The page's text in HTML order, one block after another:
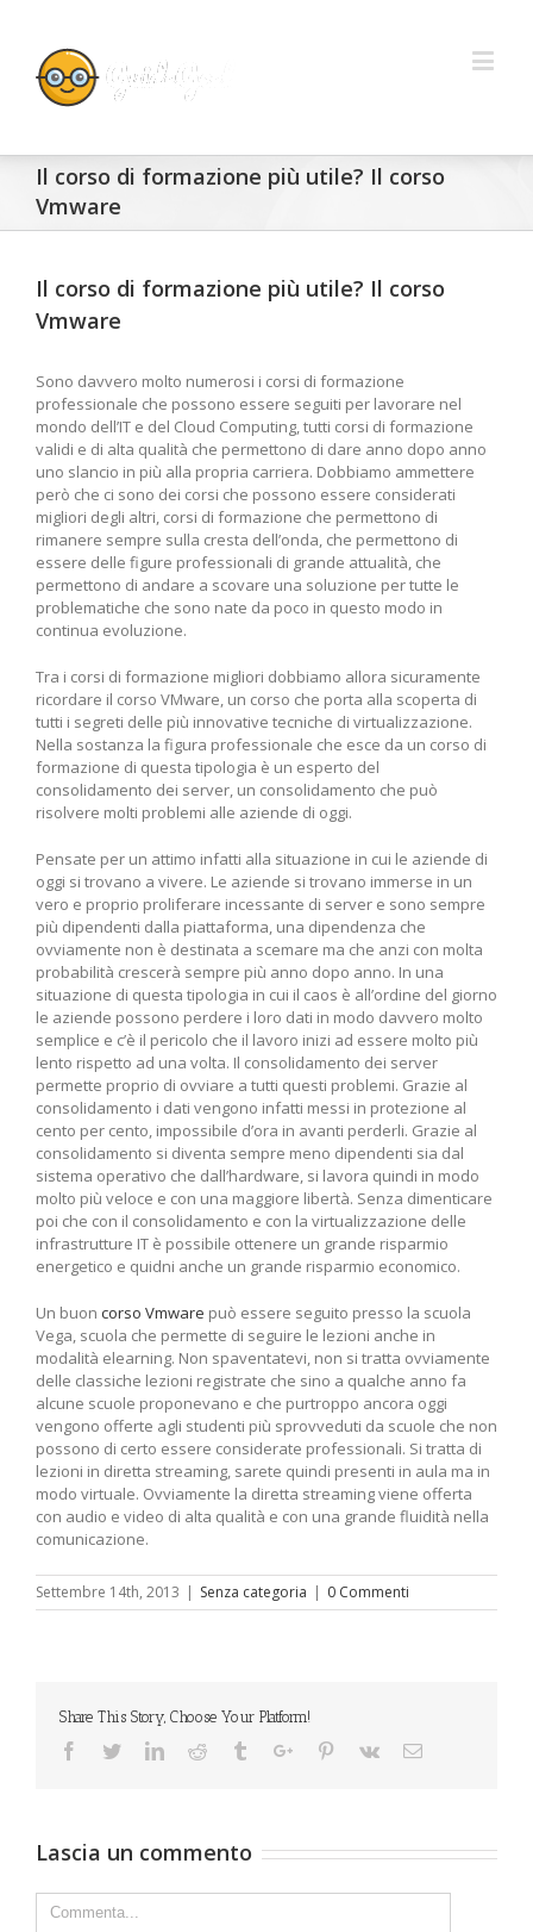
Il corso di formazione più utile? Il corso
Vmware
Il corso di formazione più utile? Il corso
Vmware
Sono davvero molto numerosi i corsi di formazione
professionale che possono essere seguiti per lavorare nel
mondo dell’IT e del Cloud Computing, tutti corsi di formazione
validi e di alta qualità che permettono di dare anno dopo anno
uno slancio in più alla propria carriera. Dobbiamo ammettere
però che ci sono dei corsi che possono essere considerati
migliori degli altri, corsi di formazione che permettono di
rimanere sempre sulla cresta dell’onda, che permettono di
essere delle figure professionali di grande attualità, che
permettono di andare a scovare una soluzione per tutte le
problematiche che sono nate da poco in questo modo in
continua evoluzione.
Tra i corsi di formazione migliori dobbiamo allora sicuramente
ricordare il corso VMware, un corso che porta alla scoperta di
tutti i segreti delle più innovative tecniche di virtualizzazione.
Nella sostanza la figura professionale che esce da un corso di
formazione di questa tipologia è un esperto del
consolidamento dei server, un consolidamento che può
risolvere molti problemi alle aziende di oggi.
Pensate per un attimo infatti alla situazione in cui le aziende di
oggi si trovano a vivere. Le aziende si trovano immerse in un
vero e proprio proliferare incessante di server e sono sempre
più dipendenti dalla piattaforma, una dipendenza che
ovviamente non è destinata a scemare ma che anzi con molta
probabilità crescerà sempre più anno dopo anno. In una
situazione di questa tipologia in cui il caos è all’ordine del giorno
le aziende possono perdere i loro dati in modo davvero molto
semplice e c’è il pericolo che il lavoro inizi ad essere molto più
lento rispetto ad una volta. Il consolidamento dei server
permette proprio di ovviare a tutti questi problemi. Grazie al
consolidamento i dati vengono infatti messi in protezione al
cento per cento, impossibile d’ora in avanti perderli. Grazie al
consolidamento si diventa sempre meno dipendenti sia dal
sistema operativo che dall’hardware, si lavora quindi in modo
molto più veloce e con una maggiore libertà. Senza dimenticare
poi che con il consolidamento e con la virtualizzazione delle
infrastrutture IT è possibile ottenere un grande risparmio
energetico e quidni anche un grande risparmio economico.
Un buon corso Vmware può essere seguito presso la scuola
Vega, scuola che permette di seguire le lezioni anche in
modalità elearning. Non spaventatevi, non si tratta ovviamente
delle classiche lezioni registrate che sino a qualche anno fa
alcune scuole proponevano e che purtroppo ancora oggi
vengono offerte agli studenti più sprovveduti da scuole che non
possono di certo essere considerate professionali. Si tratta di
lezioni in diretta streaming, sarete quindi presenti in aula ma in
modo virtuale. Ovviamente la diretta streaming viene offerta
con audio e video di alta qualità e con una grande fluidità nella
comunicazione.
Settembre 14th, 2013 | Senza categoria | 0 Commenti
Share This Story, Choose Your Platform!
Facebook
TwitterLinkedinReddit TumblrGoogle+Pinterest
Vk Email
Lascia un commento
Comment